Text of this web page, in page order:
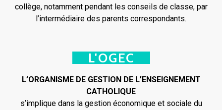
collège, notamment pendant les conseils de classe, par
l’intermédiaire des parents correspondants.
L'OGEC
L’ORGANISME DE GESTION DE L’ENSEIGNEMENT
CATHOLIQUE
s’implique dans la gestion économique et sociale du